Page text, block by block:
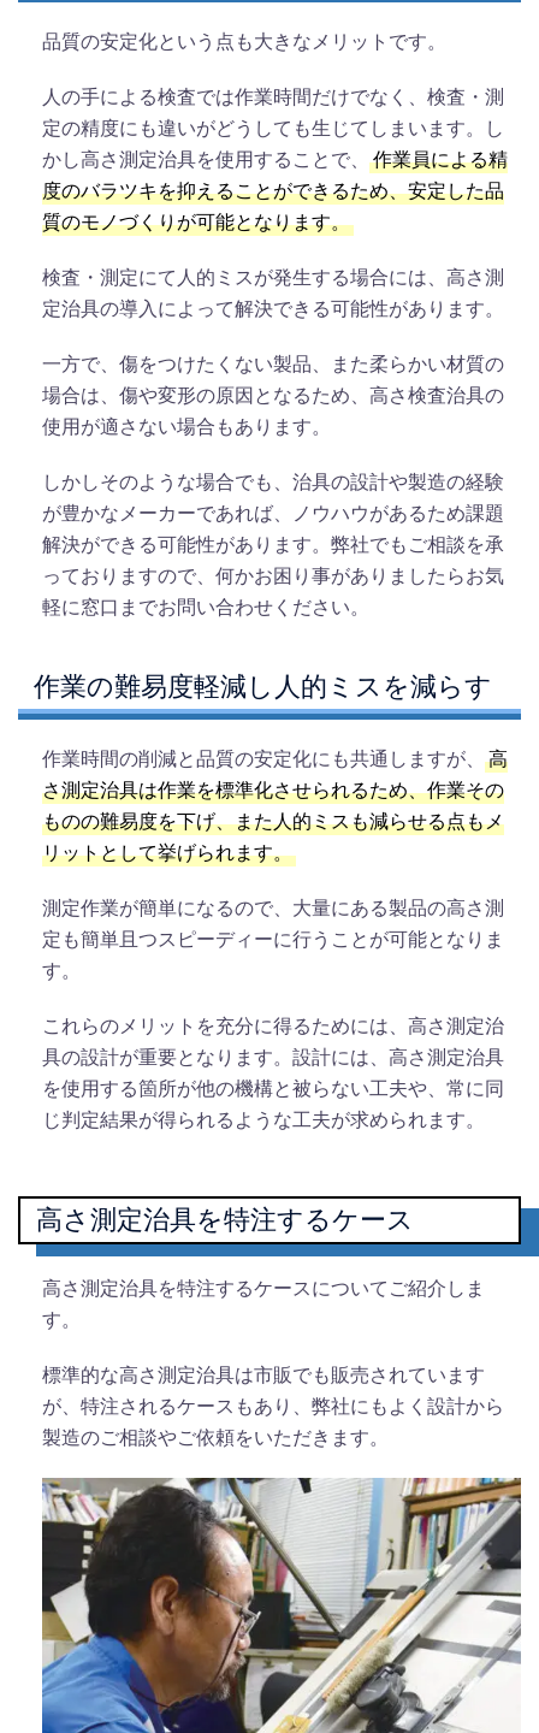
品質の安定化という点も大きなメリットです。
人の手による検査では作業時間だけでなく、検査・測
定の精度にも違いがどうしても生じてしまいます。し
かし高さ測定治具を使用することで、
作業員による精
度のバラツキを抑えることができるため、安定した品
質のモノづくりが可能となります。
検査・測定にて人的ミスが発生する場合には、高さ測
定治具の導入によって解決できる可能性があります。
一方で、傷をつけたくない製品、また柔らかい材質の
場合は、傷や変形の原因となるため、高さ検査治具の
使用が適さない場合もあります。
しかしそのような場合でも、治具の設計や製造の経験
が豊かなメーカーであれば、ノウハウがあるため課題
解決ができる可能性があります。弊社でもご相談を承
っておりますので、何かお困り事がありましたらお気
軽に窓口までお問い合わせください。
作業の難易度軽減し人的ミスを減らす
作業時間の削減と品質の安定化にも共通しますが、
高
さ測定治具は作業を標準化させられるため、作業その
ものの難易度を下げ、また人的ミスも減らせる点もメ
リットとして挙げられます。
測定作業が簡単になるので、大量にある製品の高さ測
定も簡単且つスピーディーに行うことが可能となりま
す。
これらのメリットを充分に得るためには、高さ測定治
具の設計が重要となります。設計には、高さ測定治具
を使用する箇所が他の機構と被らない工夫や、常に同
じ判定結果が得られるような工夫が求められます。
高さ測定治具を特注するケース
高さ測定治具を特注するケースについてご紹介しま
す。
標準的な高さ測定治具は市販でも販売されています
が、特注されるケースもあり、弊社にもよく設計から
製造のご相談やご依頼をいただきます。